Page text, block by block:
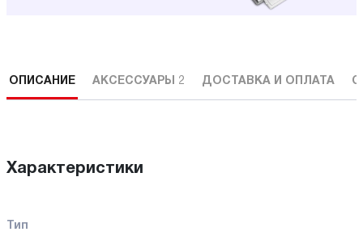
ОПИСАНИЕ АКСЕССУАРЫ 2 ДОСТАВКА И ОПЛАТА
Характеристики
Тип